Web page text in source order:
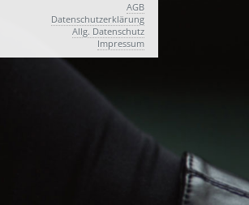
AGB
Datenschutzerklärung
Allg. Datenschutz
Impressum